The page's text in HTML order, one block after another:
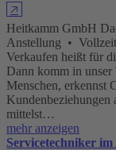
🡥
Heitkamm GmbH
Anstellung •
Verkaufen heißt für
Dann komm in
Menschen, erkennst
Kundenbeziehungen
mittelst…
mehr anzeigen
Servicetechniker